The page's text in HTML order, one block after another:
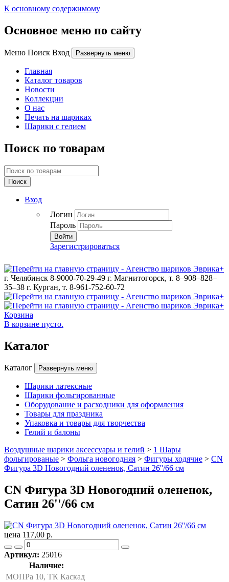
К основному содержимому
Основное меню по сайту
Меню Поиск Вход Развернуть меню
Главная
Каталог товаров
Новости
Коллекции
О нас
Печать на шариках
Шарики с гелием
Поиск по товарам
Поиск
Вход
Логин
Пароль
Войти
Зарегистрироваться
г. Челябинск 8-9000-70-29-49 г. Магнитогорск, т. 8–908–828–
35–38 г. Курган, т. 8-961-752-60-72
Корзина
В корзине пусто.
Каталог
Каталог Развернуть меню
Шарики латексные
Шарики фольгированные
Оборудование и расходники для оформления
Товары для праздника
Упаковка и товары для творчества
Гелий и балоны
Воздушные шарики аксессуары и гелий > 1 Шары
фольгированые > Фольга новогодняя > Фигуры ходячие > CN
Фигура 3D Новогодний олененок, Сатин 26''/66 см
CN Фигура 3D Новогодний олененок,
Сатин 26''/66 см
цена 117,00 р.
Артикул: 25016
Наличие:
МОПРа 10, ТК Каскад